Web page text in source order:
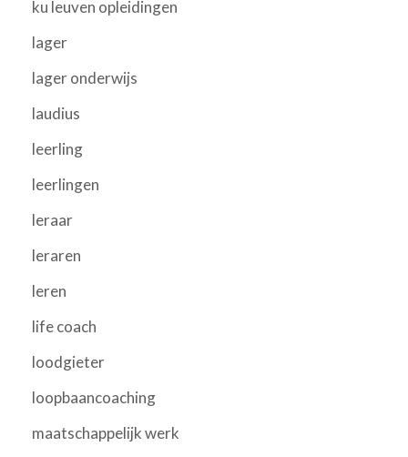
ku leuven opleidingen
lager
lager onderwijs
laudius
leerling
leerlingen
leraar
leraren
leren
life coach
loodgieter
loopbaancoaching
maatschappelijk werk